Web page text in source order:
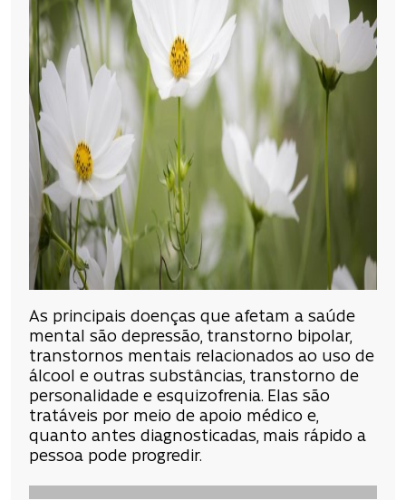
As principais doenças que afetam a saúde
mental são depressão, transtorno bipolar,
transtornos mentais relacionados ao uso de
álcool e outras substâncias, transtorno de
personalidade e esquizofrenia. Elas são
tratáveis por meio de apoio médico e,
quanto antes diagnosticadas, mais rápido a
pessoa pode progredir.